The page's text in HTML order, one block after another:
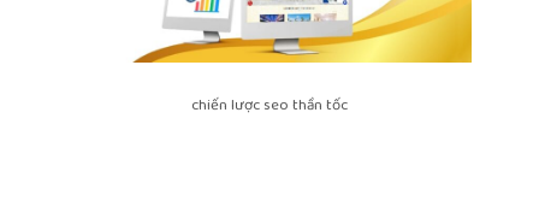
chiến lược seo thần tốc